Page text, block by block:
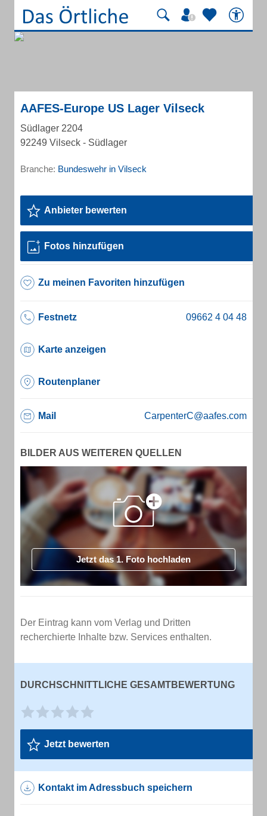
AAFES-Europe US Lager Vilseck
Südlager 2204
92249 Vilseck - Südlager
Branche: Bundeswehr in Vilseck
Anbieter bewerten
Fotos hinzufügen
Zu meinen Favoriten hinzufügen
Festnetz
Karte anzeigen
Routenplaner
Mail CarpenterC@aafes.com
BILDER AUS WEITEREN QUELLEN
Jetzt das 1. Foto hochladen
Der Eintrag kann vom Verlag und Dritten
recherchierte Inhalte bzw. Services enthalten.
DURCHSCHNITTLICHE GESAMTBEWERTUNG
Jetzt bewerten
Kontakt im Adressbuch speichern